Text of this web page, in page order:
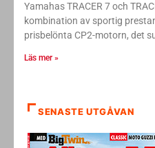
Yamahas TRACER 7 och
kombination av sportig
prisbelönta CP2-motorn, det
Läs mer »
SENASTE UTGÅVAN